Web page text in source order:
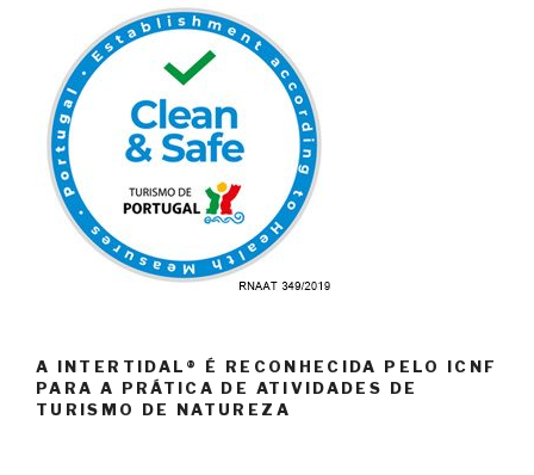
A INTERTIDAL® É RECONHECIDA PELO ICNF
PARA A PRÁTICA DE ATIVIDADES DE
TURISMO DE NATUREZA